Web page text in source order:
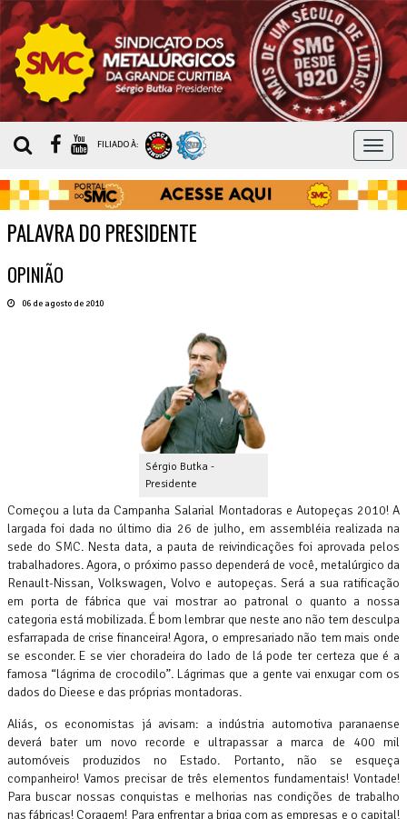
MENU
FILIADO À:
PALAVRA DO PRESIDENTE
OPINIÃO
06 de agosto de 2010
Sérgio Butka -
Presidente
Começou a luta da Campanha Salarial Montadoras e Autopeças 2010! A
largada foi dada no último dia 26 de julho, em assembléia realizada na
sede do SMC. Nesta data, a pauta de reivindicações foi aprovada pelos
trabalhadores. Agora, o próximo passo dependerá de você, metalúrgico da
Renault-Nissan, Volkswagen, Volvo e autopeças. Será a sua ratificação
em porta de fábrica que vai mostrar ao patronal o quanto a nossa
categoria está mobilizada. É bom lembrar que neste ano não tem desculpa
esfarrapada de crise financeira! Agora, o empresariado não tem mais onde
se esconder. E se vier choradeira do lado de lá pode ter certeza que é a
famosa “lágrima de crocodilo”. Lágrimas que a gente vai enxugar com os
dados do Dieese e das próprias montadoras.
Aliás, os economistas já avisam: a indústria automotiva paranaense
deverá bater um novo recorde e ultrapassar a marca de 400 mil
automóveis produzidos no Estado. Portanto, não se esqueça
companheiro! Vamos precisar de três elementos fundamentais! Vontade!
Para buscar nossas conquistas e melhorias nas condições de trabalho
nas fábricas! Coragem! Para enfrentar a briga com as empresas e o capital!